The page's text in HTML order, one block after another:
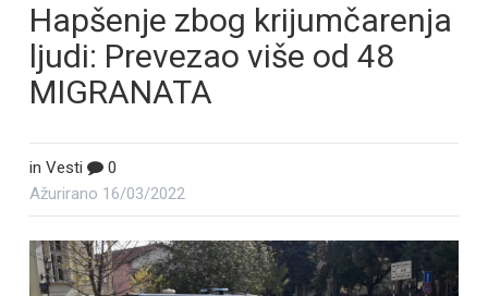
Hapšenje zbog krijumčarenja
ljudi: Prevezao više od 48
MIGRANATA
in Vesti
0
Ažurirano 16/03/2022